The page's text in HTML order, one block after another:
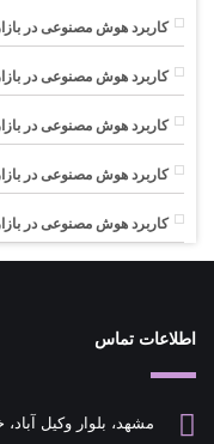
کاربرد هوش مصنوعی در
کاربرد هوش مصنوعی در
کاربرد هوش مصنوعی در
کاربرد هوش مصنوعی در
کاربرد هوش مصنوعی در
اطلاعات تماس